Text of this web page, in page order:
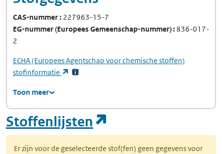
CAS-nummer 227963-15-7
EG-nummer(Europees Gemeenschap-nummer) 836-017-
2
ECHA(Europees Agentschap voor chemische stoffen)
stofinformatie
(opent in een nieuw tabblad)
Toon meer
Stoffenlijsten
Er zijn voor de geselecteerde stof(fen) geen gegevens voor